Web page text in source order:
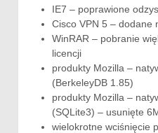
IE7 – poprawione
Cisco VPN 5 – dodane
WinRAR – pobranie
licencji
produkty Mozilla –
(BerkeleyDB 1.85)
produkty Mozilla –
(SQLite3) – usunięte
wielokrotne wciśnięcie